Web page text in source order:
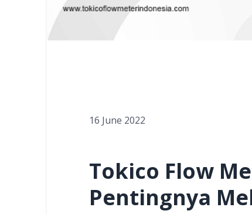
16 June 2022
Tokico Flow
Pentingnya